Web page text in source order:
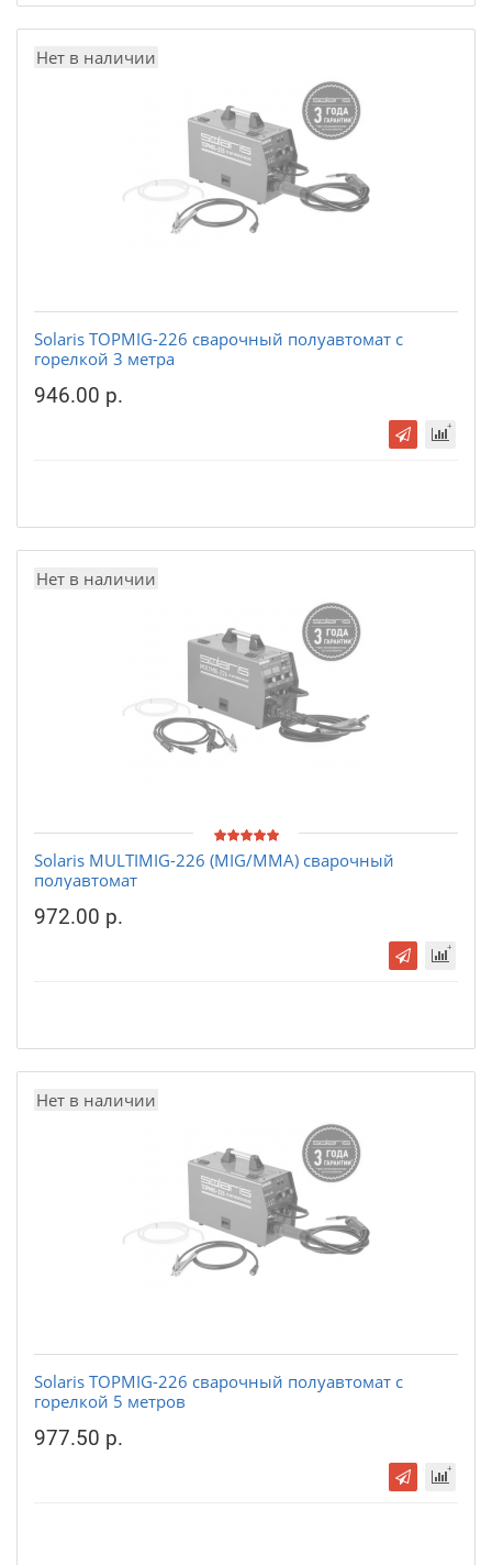
Нет в наличии
Solaris TOPMIG-226 сварочный полуавтомат с
горелкой 3 метра
946.00 р.
Нет в наличии
Solaris MULTIMIG-226 (MIG/MMA) сварочный
полуавтомат
972.00 р.
Нет в наличии
Solaris TOPMIG-226 сварочный полуавтомат с
горелкой 5 метров
977.50 р.